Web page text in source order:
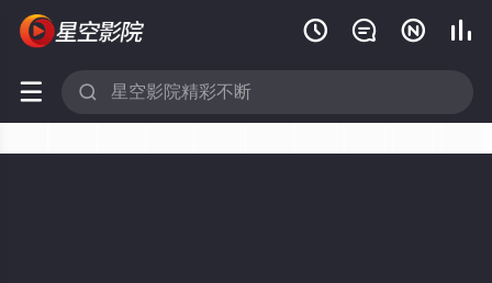
   
 